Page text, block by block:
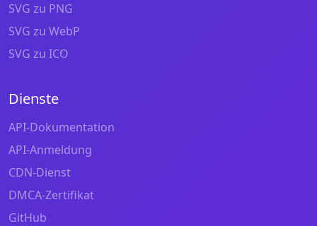
SVG zu PNG
SVG zu WebP
SVG zu ICO
Dienste
API-Dokumentation
API-Anmeldung
CDN-Dienst
DMCA-Zertifikat
GitHub